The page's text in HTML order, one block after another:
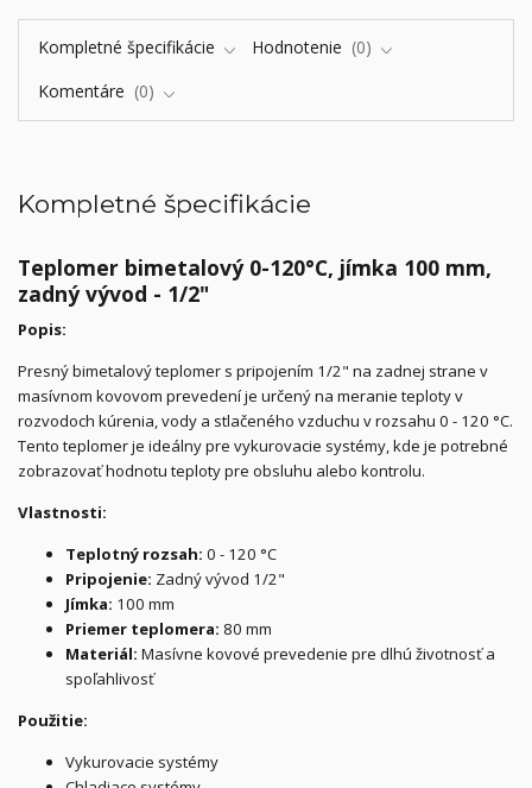
Kompletné špecifikácie Hodnotenie
0
Komentáre
0
Kompletné špecifikácie
Teplomer bimetalový 0-120°C, jímka 100 mm,
zadný vývod - 1/2"
Popis:
Presný bimetalový teplomer s pripojením 1/2" na zadnej strane v
masívnom kovovom prevedení je určený na meranie teploty v
rozvodoch kúrenia, vody a stlačeného vzduchu v rozsahu 0 - 120 °C.
Tento teplomer je ideálny pre vykurovacie systémy, kde je potrebné
zobrazovať hodnotu teploty pre obsluhu alebo kontrolu.
Vlastnosti:
Teplotný rozsah: 0 - 120 °C
Pripojenie: Zadný vývod 1/2"
Jímka: 100 mm
Priemer teplomera: 80 mm
Materiál: Masívne kovové prevedenie pre dlhú životnosť a
spoľahlivosť
Použitie:
Vykurovacie systémy